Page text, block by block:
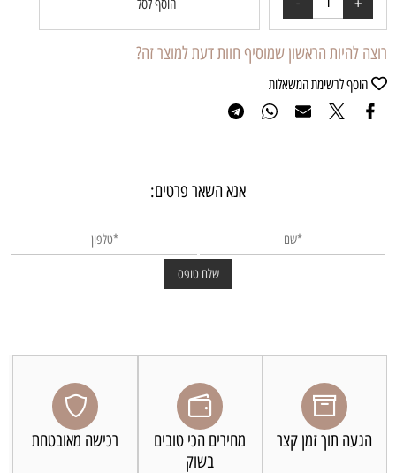
הוסף לסל
רוצה להיות הראשון שמוסיף חוות דעת למוצר זה?
הוסף לרשימת המשאלות
אנא השאר פרטים:
הגעה תוך זמן קצר
מחירים הכי טובים
בשוק
רכישה מאובטחת